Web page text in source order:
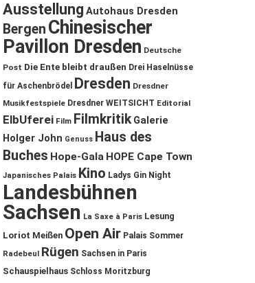
Ausstellung Autohaus Dresden
Bergen Chinesischer
Pavillon Dresden Deutsche
Post Die Ente bleibt draußen Drei Haselnüsse
für Aschenbrödel
Dresden Dresdner
Musikfestspiele Dresdner WEITSICHT Editorial
ElbUferei Film Filmkritik Galerie
Holger John Genuss Haus des
Buches Hope-Gala HOPE Cape Town
Japanisches Palais Kino Ladys Gin Night
Landesbühnen
Sachsen La Saxe à Paris Lesung
Loriot Meißen Open Air Palais Sommer
Radebeul Rügen Sachsen in Paris
Schauspielhaus Schloss Moritzburg